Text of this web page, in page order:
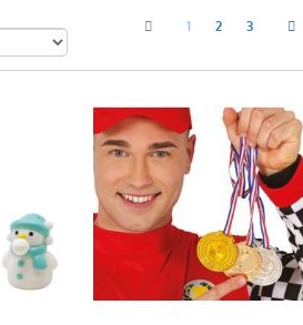
1 2 3